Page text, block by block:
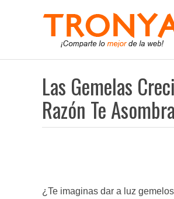
Las Gemelas
Razón Te
¿Te imaginas dar a luz